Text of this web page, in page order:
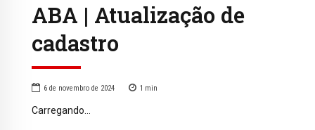
ABA | Atualização de
cadastro
6 de novembro de 2024 1 min
Carregando…